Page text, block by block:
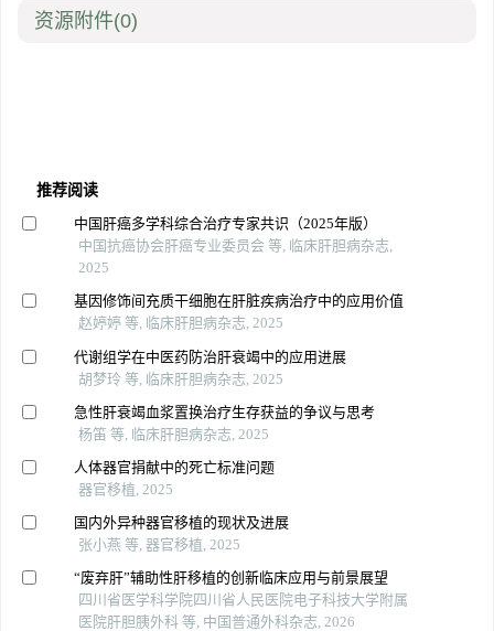
资源附件(0)
推荐阅读
中国肝癌多学科综合治疗专家共识（2025年版）
中国抗癌协会肝癌专业委员会 等, 临床肝胆病杂志,
2025
基因修饰间充质干细胞在肝脏疾病治疗中的应用价值
赵婷婷 等, 临床肝胆病杂志, 2025
代谢组学在中医药防治肝衰竭中的应用进展
胡梦玲 等, 临床肝胆病杂志, 2025
急性肝衰竭血浆置换治疗生存获益的争议与思考
杨笛 等, 临床肝胆病杂志, 2025
人体器官捐献中的死亡标准问题
器官移植, 2025
国内外异种器官移植的现状及进展
张小燕 等, 器官移植, 2025
“废弃肝”辅助性肝移植的创新临床应用与前景展望
四川省医学科学院四川省人民医院电子科技大学附属
医院肝胆胰外科 等, 中国普通外科杂志, 2026